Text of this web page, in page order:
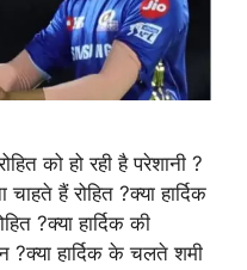
को हो रही है परेशानी ?
चाहते हैं रोहित ?क्या हार्दिक
?क्या हार्दिक की
?क्या हार्दिक के चलते शमी